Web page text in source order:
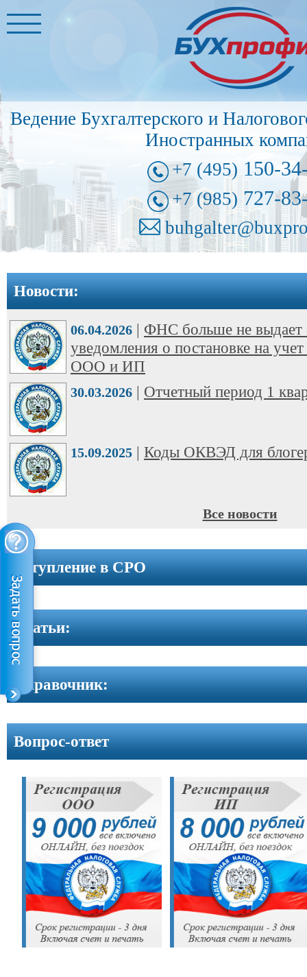
Главная
Иностранные
представительства
➩
Регистрация
➩
Внесение
изменений
в
ООО
➩
Юридические
адреса
Вступление
СРО
Новости
Справочник
Вопрос-
ответ
Контакты
Ведение Бухгалтерского и
Иностранных
+7 (495) 150-
+7 (985)727-
Новости:
06.04.2026 | ФНС больше не выдает
уведомления о постановке на
ООО и ИП
30.03.2026 | Отчетный период 1
15.09.2025 | Коды ОКВЭД для
Все новости
Вступление в СРО
Cтатьи:
Справочник:
Вопрос-ответ